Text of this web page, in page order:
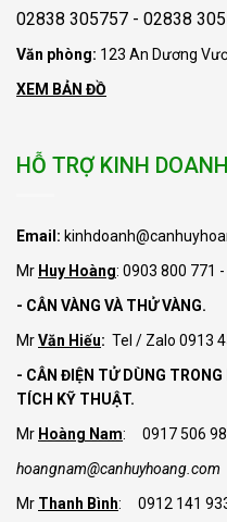
02838 305757 - 02838
Văn phòng: 123 An Dương
XEM BẢN ĐỒ
HỖ TRỢ KINH DOANH
Email:
Mr Huy Hoàng: 0903 800 771
- CÂN VÀNG VÀ THỬ VÀNG.
MrVăn Hiếu: Tel / Zalo 0913
- CÂN ĐIỆN TỬ DÙNG
TÍCH KỸ THUẬT.
Mr Hoàng Nam: 0917 506
hoangnam@canhuyhoang.com
Mr Thanh Bình: 0912 141